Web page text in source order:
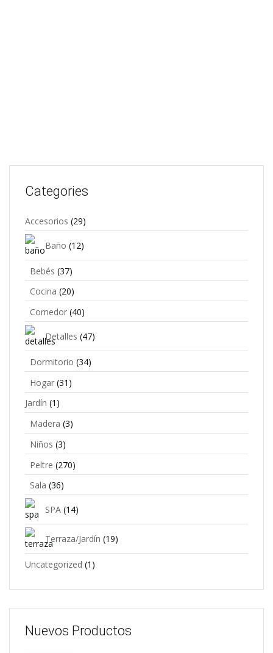
Categories
Accesorios (29)
Baño (12)
Bebés (37)
Cocina (20)
Comedor (40)
Detalles (47)
Dormitorio (34)
Hogar (31)
Jardín (1)
Madera (3)
Niños (3)
Peltre (270)
Sala (36)
SPA (14)
Terraza/Jardín (19)
Uncategorized (1)
Nuevos Productos